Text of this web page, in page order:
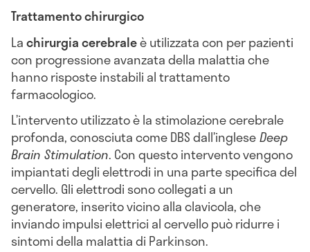
Trattamento chirurgico
Lachirurgia cerebraleè utilizzata con per pazienti
con progressione avanzata della malattia che
hanno risposte instabili al trattamento
farmacologico.
L’intervento utilizzato è la stimolazione cerebrale
profonda, conosciuta come DBS dall’ingleseDeep
Brain Stimulation. Con questo intervento vengono
impiantati degli elettrodi in una parte specifica del
cervello. Gli elettrodi sono collegati a un
generatore, inserito vicino alla clavicola, che
inviando impulsi elettrici al cervello può ridurre i
sintomi della malattia di Parkinson.